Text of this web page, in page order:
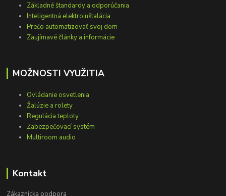
Základné štandardy a odporúčania
Inteligentná elektroinštalácia
Prečo automatizovať svoj dom
Zaujímavé články a informácie
MOŽNOSTI VYUŽITIA
Ovládanie osvetlenia
Žalúzie a rolety
Regulácia teploty
Zabezpečovací systém
Multiroom audio
Kontakt
Zákaznícka podpora